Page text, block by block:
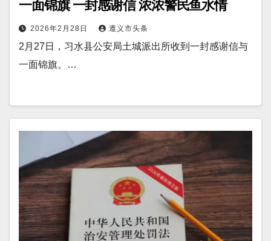
一面锦旗 一封感谢信 浓浓警民鱼水情
2026年2月28日 遵义市头条
2月27日，习水县公安局土城派出所收到一封感谢信与
一面锦旗。…